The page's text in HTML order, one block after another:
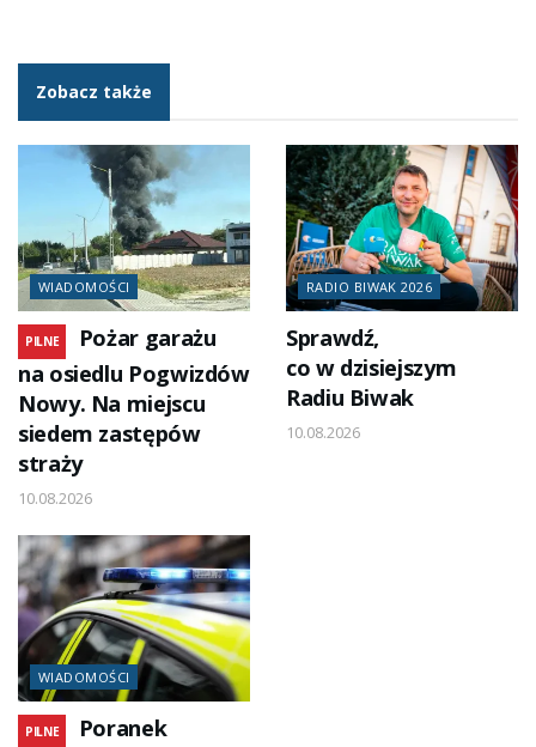
Zobacz także
WIADOMOŚCI
PILNE
Pożar garażu
na osiedlu Pogwizdów
Nowy. Na miejscu
siedem zastępów
straży
10.08.2026
RADIO BIWAK 2026
Sprawdź,
co w dzisiejszym
Radiu Biwak
10.08.2026
WIADOMOŚCI
PILNE
Poranek